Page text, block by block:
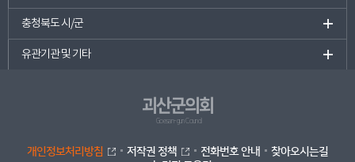
충청북도 시/군
유관기관 및 기타
괴산군의회
Goesan-gun Council
개인정보처리방침 저작권 정책 전화번호 안내
찾아오시는길